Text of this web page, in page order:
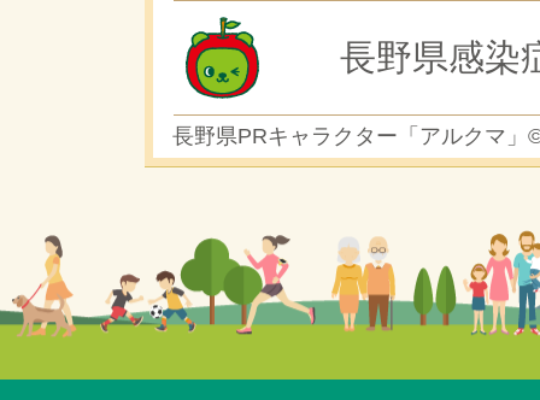
長野県感染
長野県PRキャラクター「アルクマ」